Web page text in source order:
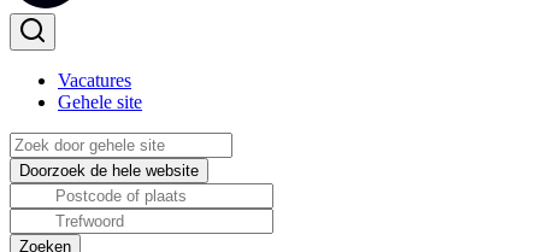
Vacatures
Gehele site